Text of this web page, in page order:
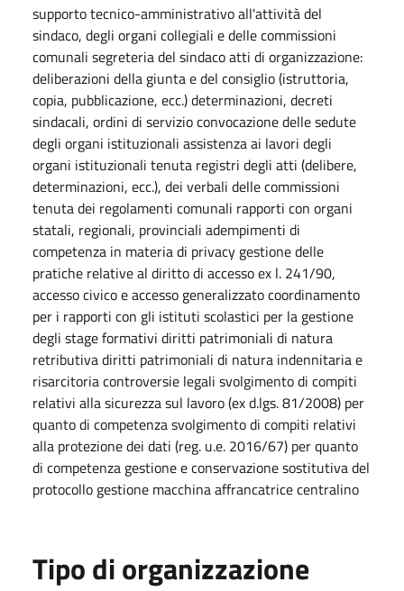
supporto tecnico-amministrativo all'attività del
sindaco, degli organi collegiali e delle commissioni
comunali segreteria del sindaco atti di organizzazione:
deliberazioni della giunta e del consiglio (istruttoria,
copia, pubblicazione, ecc.) determinazioni, decreti
sindacali, ordini di servizio convocazione delle sedute
degli organi istituzionali assistenza ai lavori degli
organi istituzionali tenuta registri degli atti (delibere,
determinazioni, ecc.), dei verbali delle commissioni
tenuta dei regolamenti comunali rapporti con organi
statali, regionali, provinciali adempimenti di
competenza in materia di privacy gestione delle
pratiche relative al diritto di accesso ex l. 241/90,
accesso civico e accesso generalizzato coordinamento
per i rapporti con gli istituti scolastici per la gestione
degli stage formativi diritti patrimoniali di natura
retributiva diritti patrimoniali di natura indennitaria e
risarcitoria controversie legali svolgimento di compiti
relativi alla sicurezza sul lavoro (ex d.lgs. 81/2008) per
quanto di competenza svolgimento di compiti relativi
alla protezione dei dati (reg. u.e. 2016/67) per quanto
di competenza gestione e conservazione sostitutiva del
protocollo gestione macchina affrancatrice centralino
Tipo di organizzazione